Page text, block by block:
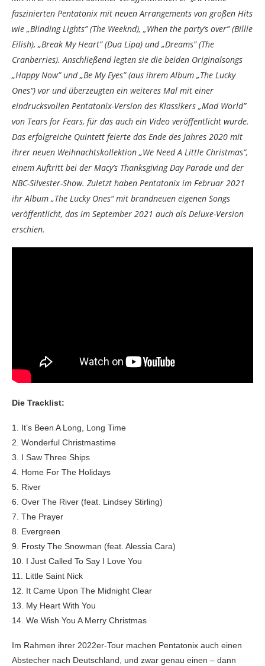
faszinierten Pentatonix mit neuen Arrangements von großen Hits
wie „Blinding Lights” (The Weeknd), „When the party’s over” (Billie
Eilish), „Break My Heart” (Dua Lipa) und „Dreams” (The
Cranberries). Anschließend legten sie die beiden Originalsongs
„Happy Now” und „Be My Eyes” (aus ihrem Album „The Lucky
Ones“) vor und überzeugten ein weiteres Mal mit einer
eindrucksvollen Pentatonix-Version des Klassikers „Mad World”
von Tears for Fears, für das auch ein Video veröffentlicht wurde.
Das erfolgreiche Quintett feierte das Ende des Jahres 2020 mit
ihrer neuen Weihnachtskollektion „We Need A Little Christmas“,
einem Auftritt bei der Macy’s Thanksgiving Day Parade und der
NBC-Silvester-Show. Zuletzt haben Pentatonix im Februar 2021
ihr Album „The Lucky Ones“ mit brandneuen eigenen Songs
veröffentlicht, das im September 2021 auch als Deluxe-Version
erschien.
Die Tracklist:
1. It’s Been A Long, Long Time
2. Wonderful Christmastime
3. I Saw Three Ships
4. Home For The Holidays
5. River
6. Over The River (feat. Lindsey Stirling)
7. The Prayer
8. Evergreen
9. Frosty The Snowman (feat. Alessia Cara)
10. I Just Called To Say I Love You
11. Little Saint Nick
12. It Came Upon The Midnight Clear
13. My Heart With You
14. We Wish You A Merry Christmas
Im Rahmen ihrer 2022er-Tour machen Pentatonix auch einen
Abstecher nach Deutschland, und zwar genau einen – dann